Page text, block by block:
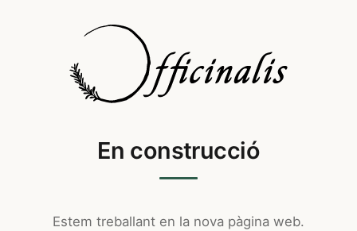
En construcció
Estem treballant en la nova pàgina web.